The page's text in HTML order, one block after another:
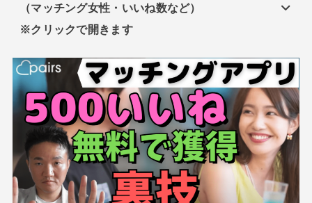
（マッチング女性・いいね数など）
※クリックで開きます